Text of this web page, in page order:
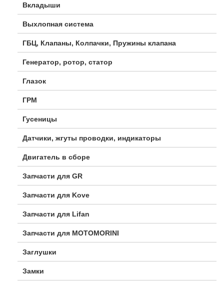
Вкладыши
Выхлопная система
ГБЦ, Клапаны, Колпачки, Пружины клапана
Генератор, ротор, статор
Глазок
ГРМ
Гусеницы
Датчики, жгуты проводки, индикаторы
Двигатель в сборе
Запчасти для GR
Запчасти для Kove
Запчасти для Lifan
Запчасти для MOTOMORINI
Заглушки
Замки